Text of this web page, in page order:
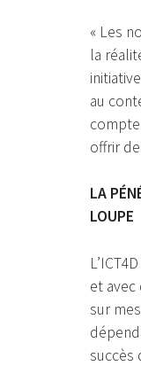
« Les
la
au
offrir
LA
LOUPE
et
sur
succès